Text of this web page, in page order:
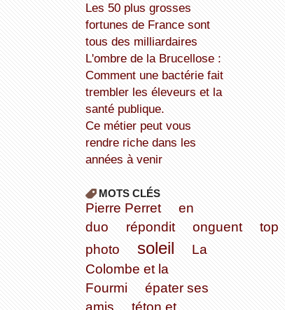
Les 50 plus grosses
fortunes de France sont
tous des milliardaires
L'ombre de la Brucellose :
Comment une bactérie fait
trembler les éleveurs et la
santé publique.
Ce métier peut vous
rendre riche dans les
années à venir
MOTS CLÉS
Pierre Perret
en
duo
répondit onguent
top
photo
soleil
La
Colombe et la
Fourmi
épater ses
amis
téton et